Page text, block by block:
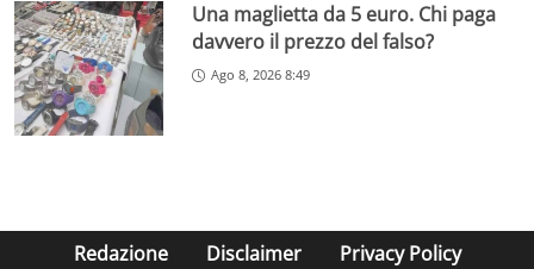
Una maglietta da 5 euro. Chi paga
davvero il prezzo del falso?
Ago 8, 2026 8:49
Redazione Disclaimer Privacy Policy